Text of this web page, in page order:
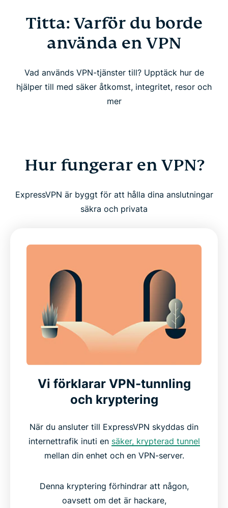
Titta: Varför du borde
använda en VPN
Vad används VPN-tjänster till? Upptäck hur de
hjälper till med säker åtkomst, integritet, resor och
mer
Hur fungerar en VPN?
ExpressVPN är byggt för att hålla dina anslutningar
säkra och privata
Vi förklarar VPN-tunnling
och kryptering
När du ansluter till ExpressVPN skyddas din
internettrafik inuti en säker, krypterad tunnel
mellan din enhet och en VPN-server.
Denna kryptering förhindrar att någon,
oavsett om det är hackare,